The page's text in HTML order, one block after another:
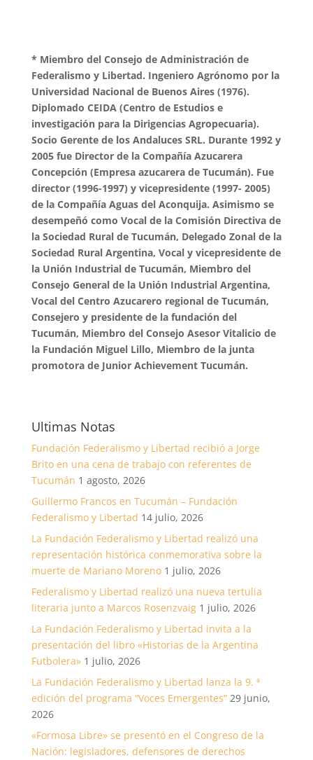
* Miembro del Consejo de Administración de
Federalismo y Libertad. Ingeniero Agrónomo por la
Universidad Nacional de Buenos Aires (1976).
Diplomado CEIDA (Centro de Estudios e
investigación para la Dirigencias Agropecuaria).
Socio Gerente de los Andaluces SRL. Durante 1992 y
2005 fue Director de la Compañía Azucarera
Concepción (Empresa azucarera de Tucumán). Fue
director (1996-1997) y vicepresidente (1997- 2005)
de la Compañía Aguas del Aconquija. Asimismo se
desempeñó como Vocal de la Comisión Directiva de
la Sociedad Rural de Tucumán, Delegado Zonal de la
Sociedad Rural Argentina, Vocal y vicepresidente de
la Unión Industrial de Tucumán, Miembro del
Consejo General de la Unión Industrial Argentina,
Vocal del Centro Azucarero regional de Tucumán,
Consejero y presidente de la fundación del
Tucumán, Miembro del Consejo Asesor Vitalicio de
la Fundación Miguel Lillo, Miembro de la junta
promotora de Junior Achievement Tucumán.
Ultimas Notas
Fundación Federalismo y Libertad recibió a Jorge
Brito en una cena de trabajo con referentes de
Tucumán 1 agosto, 2026
Guillermo Francos en Tucumán – Fundación
Federalismo y Libertad 14 julio, 2026
La Fundación Federalismo y Libertad realizó una
representación histórica conmemorativa sobre la
muerte de Mariano Moreno 1 julio, 2026
Federalismo y Libertad realizó una nueva tertulia
literaria junto a Marcos Rosenzvaig 1 julio, 2026
La Fundación Federalismo y Libertad invita a la
presentación del libro «Historias de la Argentina
Futbolera» 1 julio, 2026
La Fundación Federalismo y Libertad lanza la 9. ª
edición del programa “Voces Emergentes” 29 junio,
2026
«Formosa Libre» se presentó en el Congreso de la
Nación: legisladores, defensores de derechos